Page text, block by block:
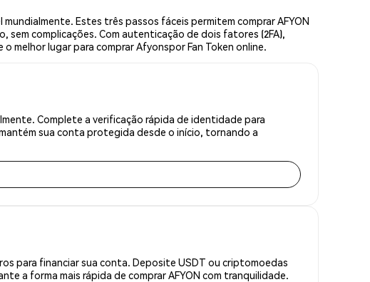
Estes três passos fáceis permitem comprar AFYON
complicações. Com autenticação de dois fatores (2FA),
melhor lugar para comprar Afyonspor Fan Token online.
Complete a verificação rápida de identidade para
sua conta protegida desde o início, tornando a
para financiar sua conta. Deposite USDT ou criptomoedas
a forma mais rápida de comprar AFYON com tranquilidade.